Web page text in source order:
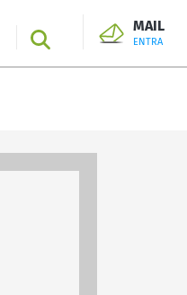
SEARCH
MAIL
ENTRA